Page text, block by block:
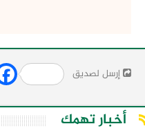
إرسل لصديقFacebook
أخبار تهمك